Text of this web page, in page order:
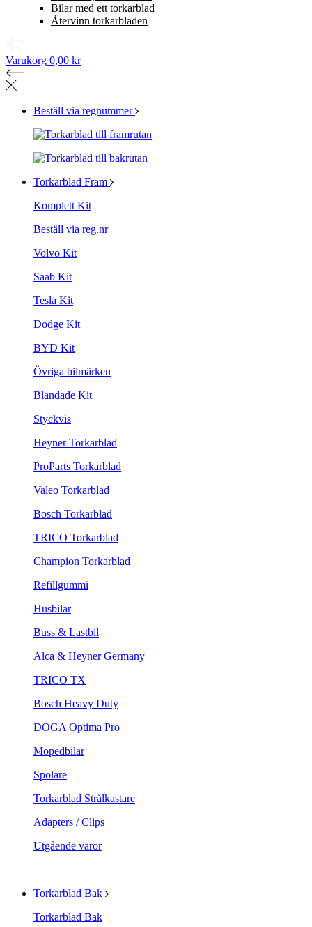
Bilar med ett torkarblad
Återvinn torkarbladen
Varukorg 0,00 kr
Beställ via regnummer
Torkarblad Fram
Komplett Kit
Beställ via reg.nr
Volvo Kit
Saab Kit
Tesla Kit
Dodge Kit
BYD Kit
Övriga bilmärken
Blandade Kit
Styckvis
Heyner Torkarblad
ProParts Torkarblad
Valeo Torkarblad
Bosch Torkarblad
TRICO Torkarblad
Champion Torkarblad
Refillgummi
Husbilar
Buss & Lastbil
Alca & Heyner Germany
TRICO TX
Bosch Heavy Duty
DOGA Optima Pro
Mopedbilar
Spolare
Torkarblad Strålkastare
Adapters / Clips
Utgående varor
Torkarblad Bak
Torkarblad Bak